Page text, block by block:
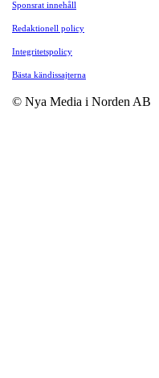
Sponsrat innehåll
Redaktionell policy
Integritetspolicy
Bästa kändissajterna
© Nya Media i Norden AB